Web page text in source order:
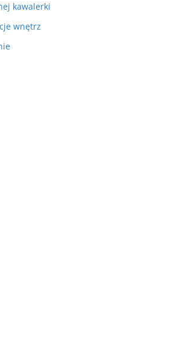
kawalerki
wnętrz